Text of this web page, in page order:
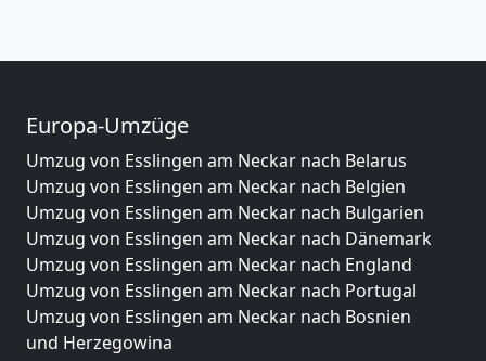
Europa-Umzüge
Umzug von Esslingen am Neckar nach Belarus
Umzug von Esslingen am Neckar nach Belgien
Umzug von Esslingen am Neckar nach Bulgarien
Umzug von Esslingen am Neckar nach Dänemark
Umzug von Esslingen am Neckar nach England
Umzug von Esslingen am Neckar nach Portugal
Umzug von Esslingen am Neckar nach Bosnien
und Herzegowina